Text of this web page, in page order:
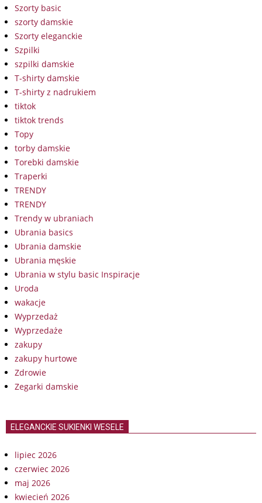
Szorty basic
szorty damskie
Szorty eleganckie
Szpilki
szpilki damskie
T-shirty damskie
T-shirty z nadrukiem
tiktok
tiktok trends
Topy
torby damskie
Torebki damskie
Traperki
TRENDY
TRENDY
Trendy w ubraniach
Ubrania basics
Ubrania damskie
Ubrania męskie
Ubrania w stylu basic Inspiracje
Uroda
wakacje
Wyprzedaż
Wyprzedaże
zakupy
zakupy hurtowe
Zdrowie
Zegarki damskie
ELEGANCKIE SUKIENKI WESELE
lipiec 2026
czerwiec 2026
maj 2026
kwiecień 2026